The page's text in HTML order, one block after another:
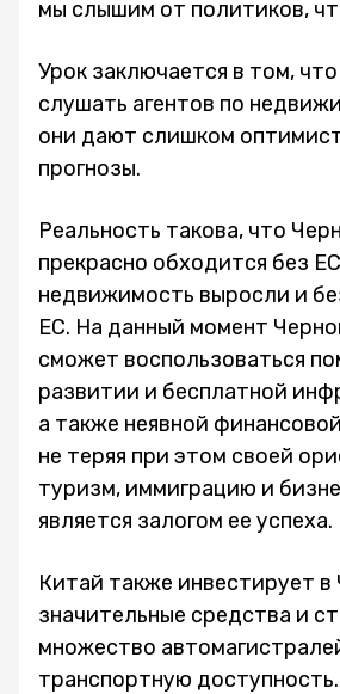
мы слышим от политиков,
Урок заключается в том,
слушать агентов по
они дают слишком
прогнозы.
Реальность такова, что
прекрасно обходится без
недвижимость выросли и
ЕС. На данный момент
сможет воспользоваться
развитии и бесплатной
а также неявной
не теряя при этом своей
туризм, иммиграцию и
является залогом ее успеха.
Китай также инвестирует
значительные средства и
множество
транспортную